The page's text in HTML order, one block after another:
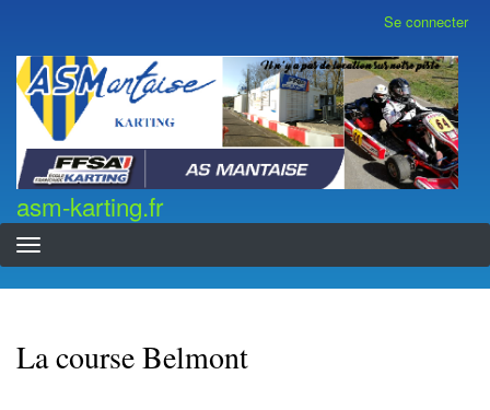
contenu
principal
compte
de
l'utilisateur
Se connecter
asm-karting.fr
asm-karting.fr
La course Belmont